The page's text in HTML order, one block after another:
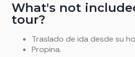
What's not
tour?
Traslado de ida desde su
Propina.